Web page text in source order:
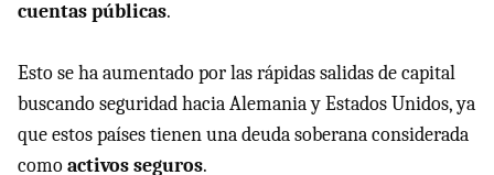
cuentas públicas.
Esto se ha aumentado por las rápidas salidas de capital
buscando seguridad hacia Alemania y Estados Unidos, ya
que estos países tienen una deuda soberana considerada
comoactivos seguros.